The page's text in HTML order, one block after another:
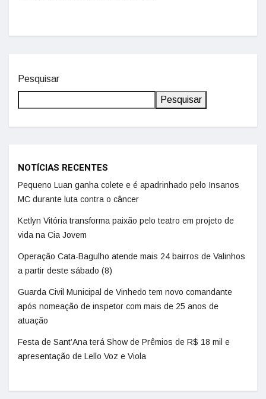
Pesquisar
Pesquisar
NOTÍCIAS RECENTES
Pequeno Luan ganha colete e é apadrinhado pelo Insanos
MC durante luta contra o câncer
Ketlyn Vitória transforma paixão pelo teatro em projeto de
vida na Cia Jovem
Operação Cata-Bagulho atende mais 24 bairros de Valinhos
a partir deste sábado (8)
Guarda Civil Municipal de Vinhedo tem novo comandante
após nomeação de inspetor com mais de 25 anos de
atuação
Festa de Sant’Ana terá Show de Prêmios de R$ 18 mil e
apresentação de Lello Voz e Viola